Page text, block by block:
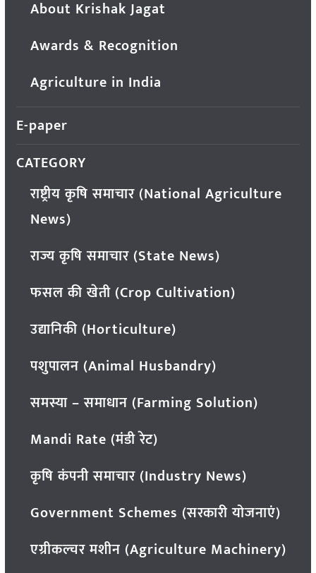
About Krishak Jagat
Awards & Recognition
Agriculture in India
E-paper
CATEGORY
राष्ट्रीय कृषि समाचार (National Agriculture
News)
राज्य कृषि समाचार (State News)
फसल की खेती (Crop Cultivation)
उद्यानिकी (Horticulture)
पशुपालन (Animal Husbandry)
समस्या – समाधान (Farming Solution)
Mandi Rate (मंडी रेट)
कृषि कंपनी समाचार (Industry News)
Government Schemes (सरकारी योजनाएं)
एग्रीकल्चर मशीन (Agriculture Machinery)